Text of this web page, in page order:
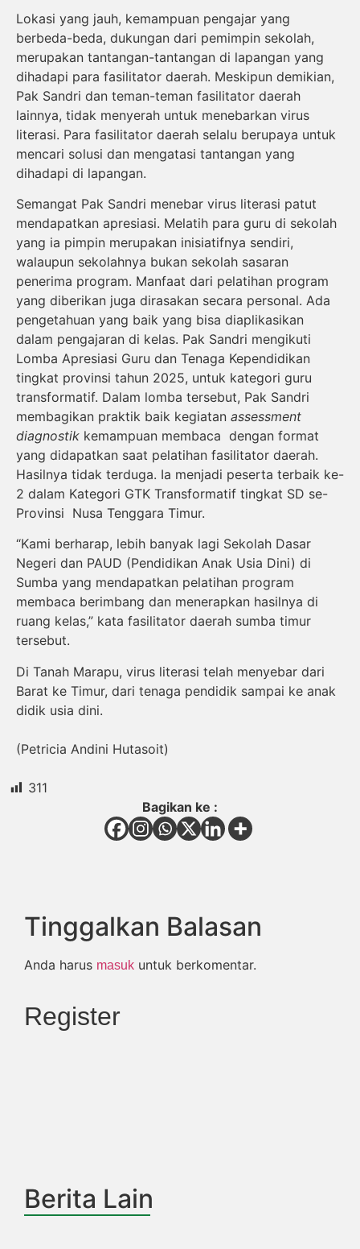
Lokasi yang jauh, kemampuan pengajar yang
berbeda-beda, dukungan dari pemimpin sekolah,
merupakan tantangan-tantangan di lapangan yang
dihadapi para fasilitator daerah. Meskipun demikian,
Pak Sandri dan teman-teman fasilitator daerah
lainnya, tidak menyerah untuk menebarkan virus
literasi. Para fasilitator daerah selalu berupaya untuk
mencari solusi dan mengatasi tantangan yang
dihadapi di lapangan.
Semangat Pak Sandri menebar virus literasi patut
mendapatkan apresiasi. Melatih para guru di sekolah
yang ia pimpin merupakan inisiatifnya sendiri,
walaupun sekolahnya bukan sekolah sasaran
penerima program. Manfaat dari pelatihan program
yang diberikan juga dirasakan secara personal. Ada
pengetahuan yang baik yang bisa diaplikasikan
dalam pengajaran di kelas. Pak Sandri mengikuti
Lomba Apresiasi Guru dan Tenaga Kependidikan
tingkat provinsi tahun 2025, untuk kategori guru
transformatif. Dalam lomba tersebut, Pak Sandri
membagikan praktik baik kegiatan assessment
diagnostik kemampuan membaca dengan format
yang didapatkan saat pelatihan fasilitator daerah.
Hasilnya tidak terduga. Ia menjadi peserta terbaik ke-
2 dalam Kategori GTK Transformatif tingkat SD se-
Provinsi Nusa Tenggara Timur.
“Kami berharap, lebih banyak lagi Sekolah Dasar
Negeri dan PAUD (Pendidikan Anak Usia Dini) di
Sumba yang mendapatkan pelatihan program
membaca berimbang dan menerapkan hasilnya di
ruang kelas,” kata fasilitator daerah sumba timur
tersebut.
Di Tanah Marapu, virus literasi telah menyebar dari
Barat ke Timur, dari tenaga pendidik sampai ke anak
didik usia dini.
(Petricia Andini Hutasoit)
311
Bagikan ke :
Tinggalkan Balasan
Anda harus masuk untuk berkomentar.
Register
Berita Lain